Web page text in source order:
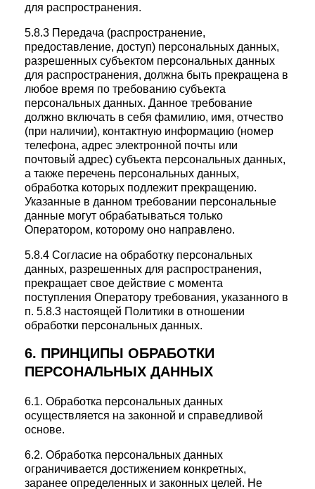
для распространения.
5.8.3 Передача (распространение,
предоставление, доступ) персональных данных,
разрешенных субъектом персональных данных
для распространения, должна быть прекращена в
любое время по требованию субъекта
персональных данных. Данное требование
должно включать в себя фамилию, имя, отчество
(при наличии), контактную информацию (номер
телефона, адрес электронной почты или
почтовый адрес) субъекта персональных данных,
а также перечень персональных данных,
обработка которых подлежит прекращению.
Указанные в данном требовании персональные
данные могут обрабатываться только
Оператором, которому оно направлено.
5.8.4 Согласие на обработку персональных
данных, разрешенных для распространения,
прекращает свое действие с момента
поступления Оператору требования, указанного в
п. 5.8.3 настоящей Политики в отношении
обработки персональных данных.
6. ПРИНЦИПЫ ОБРАБОТКИ
ПЕРСОНАЛЬНЫХ ДАННЫХ
6.1. Обработка персональных данных
осуществляется на законной и справедливой
основе.
6.2. Обработка персональных данных
ограничивается достижением конкретных,
заранее определенных и законных целей. Не